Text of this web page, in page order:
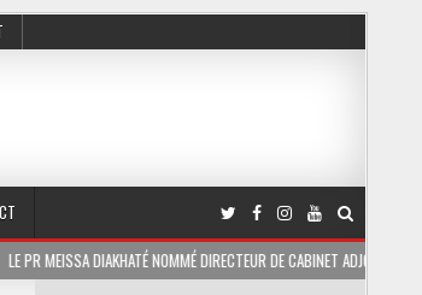
NOMMÉ DIRECTEUR DE CABINET ADJOINT DU PRÉSIDENT DE LA